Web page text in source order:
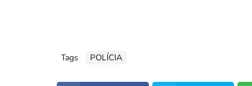
Tags POLÍCIA